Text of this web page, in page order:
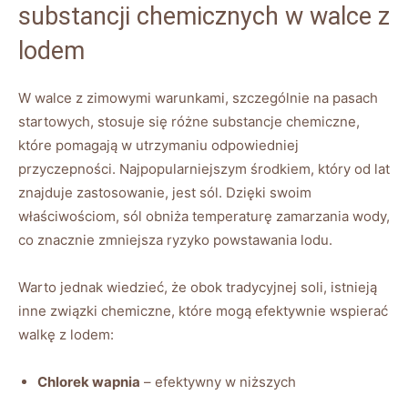
substancji chemicznych w⁢ walce z
lodem
W walce z zimowymi warunkami, szczególnie na pasach
startowych, stosuje się różne‌ substancje chemiczne,
które pomagają w​ utrzymaniu odpowiedniej
przyczepności. Najpopularniejszym środkiem, który od lat
znajduje zastosowanie, jest ⁣sól. Dzięki swoim
właściwościom,‌ sól ‌obniża temperaturę ‌zamarzania⁢ wody,
co znacznie zmniejsza ryzyko powstawania lodu.
Warto jednak ‍wiedzieć, że obok tradycyjnej soli, istnieją
inne związki chemiczne,​ które mogą efektywnie wspierać⁣
walkę z lodem:
Chlorek wapnia – efektywny w niższych